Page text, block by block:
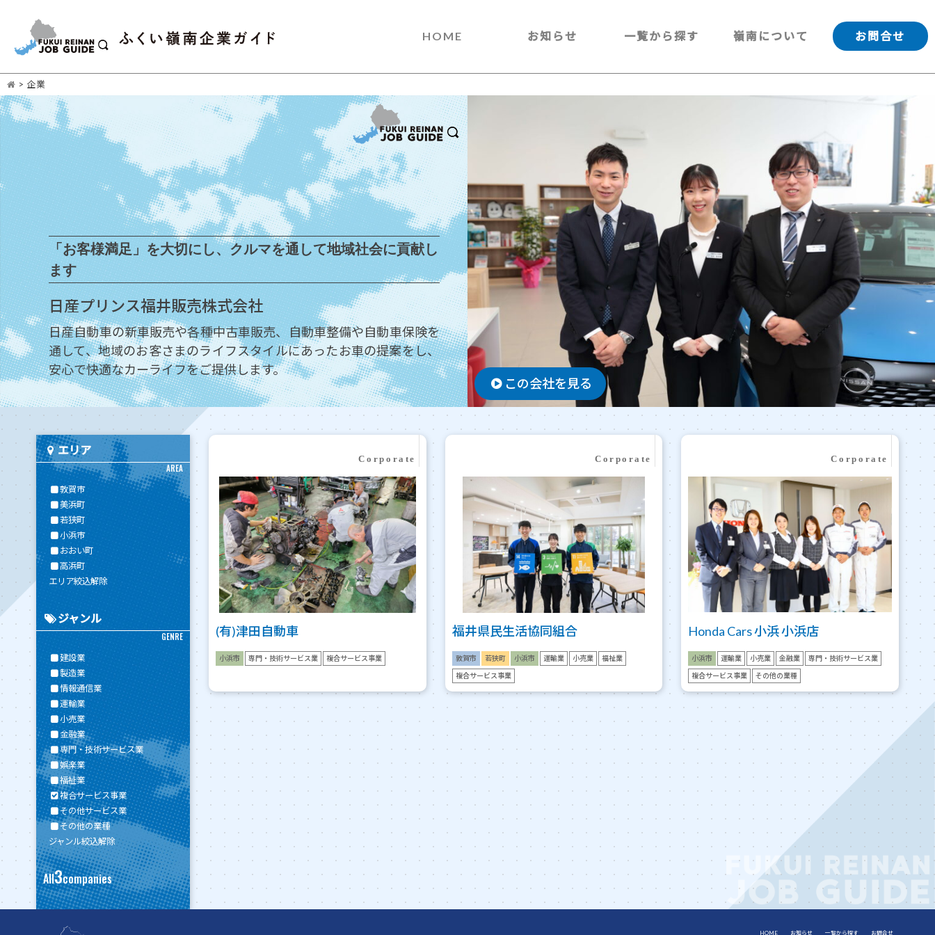
HOME お知らせ 一覧から探す 嶺南について お問合せ
> 企業
「お客様満足」を大切にし、クルマを通して地域社会に貢献し
ます
日産プリンス福井販売株式会社
日産自動車の新車販売や各種中古車販売、自動車整備や自動車保険を
通して、地域のお客さまのライフスタイルにあったお車の提案をし、
安心で快適なカーライフをご提供します。
この会社を見る
エリア
AREA
敦賀市
美浜町
若狭町
小浜市
おおい町
高浜町
エリア絞込解除
ジャンル
GENRE
建設業
製造業
情報通信業
運輸業
小売業
金融業
専門・技術サービス業
娯楽業
福祉業
複合サービス事業
その他サービス業
その他の業種
ジャンル絞込解除
All3companies
(有)津田自動車
小浜市 専門・技術サービス業 複合サービス事業
福井県民生活協同組合
敦賀市 若狭町 小浜市 運輸業 小売業 福祉業
複合サービス事業
Honda Cars 小浜 小浜店
小浜市 運輸業 小売業 金融業 専門・技術サービス業
複合サービス事業 その他の業種
HOME お知らせ 一覧から探す お問合せ